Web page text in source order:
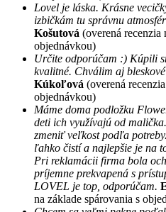
Lovel je láska. Krásne
izbičkám tu správnu
Košutová (overená recenzia
objednávkou)
Určite odporúčam :) Kúpili
kvalitné. Chválim aj
Kúkoľová (overená
objednávkou)
Máme doma podložku
deti ich využívajú od
zmeniť veľkost podľa
ľahko čistí a najlepšie je na
Pri reklamácii firma bola
príjemne prekvapená s
LOVEL je top, odporúčam.
na základe spárovania s